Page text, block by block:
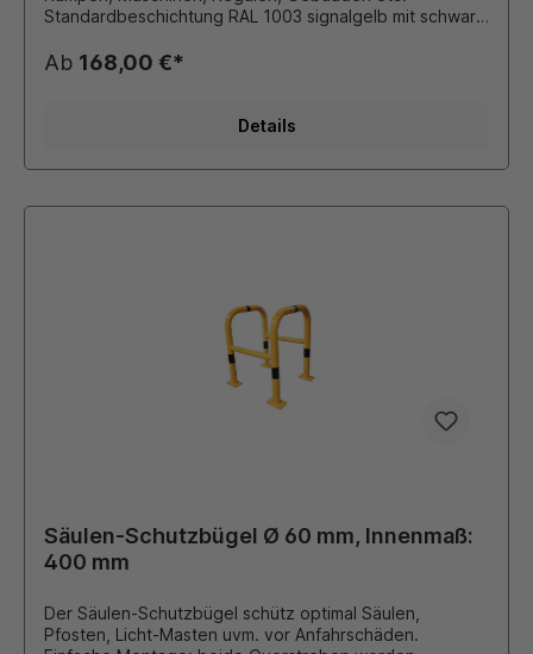
Standardbeschichtung RAL 1003 signalgelb mit schwarz
Größen auf Anfrage möglich!!!
Ab 168,00 €*
Details
Säulen-Schutzbügel Ø 60 mm, Innenmaß:
400 mm
Der Säulen-Schutzbügel schütz optimal Säulen,
Pfosten, Licht-Masten uvm. vor Anfahrschäden.